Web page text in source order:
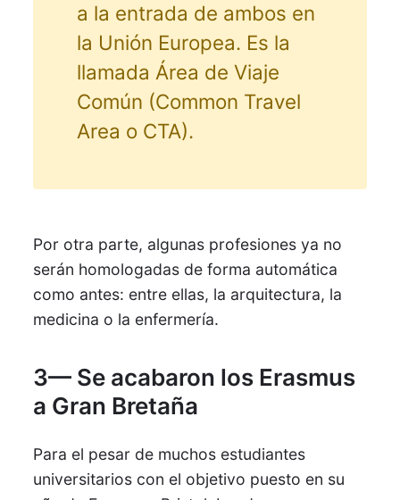
a la entrada de ambos en
la Unión Europea. Es la
llamada Área de Viaje
Común (Common Travel
Area o CTA).
Por otra parte, algunas profesiones ya no
serán homologadas de forma automática
como antes: entre ellas, la arquitectura, la
medicina o la enfermería.
3— Se acabaron los Erasmus
a Gran Bretaña
Para el pesar de muchos estudiantes
universitarios con el objetivo puesto en su